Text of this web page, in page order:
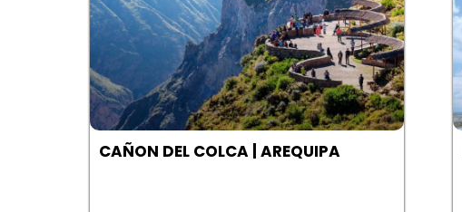
CAÑON DEL COLCA | AREQUIPA